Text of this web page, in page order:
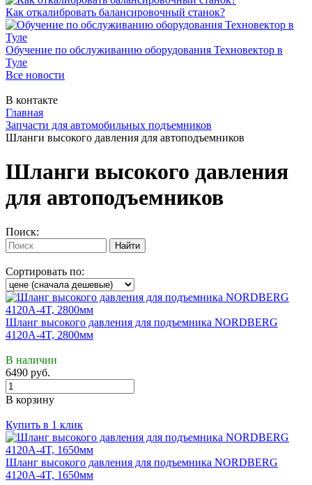
Как откалибровать балансировочный станок?
Обучение по обслуживанию оборудования Техновектор в
Туле
Все новости
В контакте
Главная
Запчасти для автомобильных подъемников
Шланги высокого давления для автоподъемников
Шланги высокого давления
для автоподъемников
Поиск:
Сортировать по:
Шланг высокого давления для подъемника NORDBERG
4120A-4T, 2800мм
В наличии
6490 руб.
В корзину
Купить в 1 клик
Шланг высокого давления для подъемника NORDBERG
4120A-4T, 1650мм